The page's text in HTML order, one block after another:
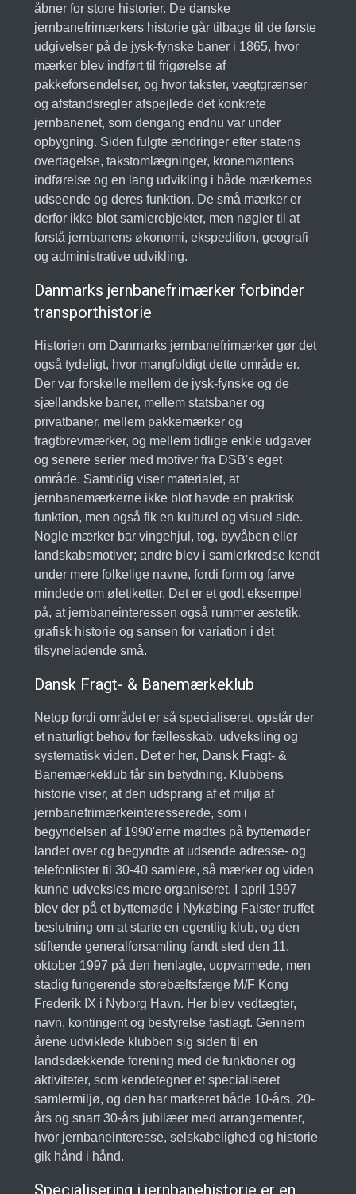
åbner for store historier. De danske
jernbanefrimærkers historie går tilbage til de første
udgivelser på de jysk-fynske baner i 1865, hvor
mærker blev indført til frigørelse af
pakkeforsendelser, og hvor takster, vægtgrænser
og afstandsregler afspejlede det konkrete
jernbanenet, som dengang endnu var under
opbygning. Siden fulgte ændringer efter statens
overtagelse, takstomlægninger, kronemøntens
indførelse og en lang udvikling i både mærkernes
udseende og deres funktion. De små mærker er
derfor ikke blot samlerobjekter, men nøgler til at
forstå jernbanens økonomi, ekspedition, geografi
og administrative udvikling.
Danmarks jernbanefrimærker forbinder
transporthistorie
Historien om Danmarks jernbanefrimærker gør det
også tydeligt, hvor mangfoldigt dette område er.
Der var forskelle mellem de jysk-fynske og de
sjællandske baner, mellem statsbaner og
privatbaner, mellem pakkemærker og
fragtbrevmærker, og mellem tidlige enkle udgaver
og senere serier med motiver fra DSB's eget
område. Samtidig viser materialet, at
jernbanemærkerne ikke blot havde en praktisk
funktion, men også fik en kulturel og visuel side.
Nogle mærker bar vingehjul, tog, byvåben eller
landskabsmotiver; andre blev i samlerkredse kendt
under mere folkelige navne, fordi form og farve
mindede om øletiketter. Det er et godt eksempel
på, at jernbaneinteressen også rummer æstetik,
grafisk historie og sansen for variation i det
tilsyneladende små.
Dansk Fragt- & Banemærkeklub
Netop fordi området er så specialiseret, opstår der
et naturligt behov for fællesskab, udveksling og
systematisk viden. Det er her, Dansk Fragt- &
Banemærkeklub får sin betydning. Klubbens
historie viser, at den udsprang af et miljø af
jernbanefrimærkeinteresserede, som i
begyndelsen af 1990'erne mødtes på byttemøder
landet over og begyndte at udsende adresse- og
telefonlister til 30-40 samlere, så mærker og viden
kunne udveksles mere organiseret. I april 1997
blev der på et byttemøde i Nykøbing Falster truffet
beslutning om at starte en egentlig klub, og den
stiftende generalforsamling fandt sted den 11.
oktober 1997 på den henlagte, uopvarmede, men
stadig fungerende storebæltsfærge M/F Kong
Frederik IX i Nyborg Havn. Her blev vedtægter,
navn, kontingent og bestyrelse fastlagt. Gennem
årene udviklede klubben sig siden til en
landsdækkende forening med de funktioner og
aktiviteter, som kendetegner et specialiseret
samlermiljø, og den har markeret både 10-års, 20-
års og snart 30-års jubilæer med arrangementer,
hvor jernbaneinteresse, selskabelighed og historie
gik hånd i hånd.
Specialisering i jernbanehistorie er en